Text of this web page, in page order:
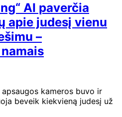
AI paverčia
apie judesį vienu
–
kameros buvo ir
beveik kiekvieną judesį už